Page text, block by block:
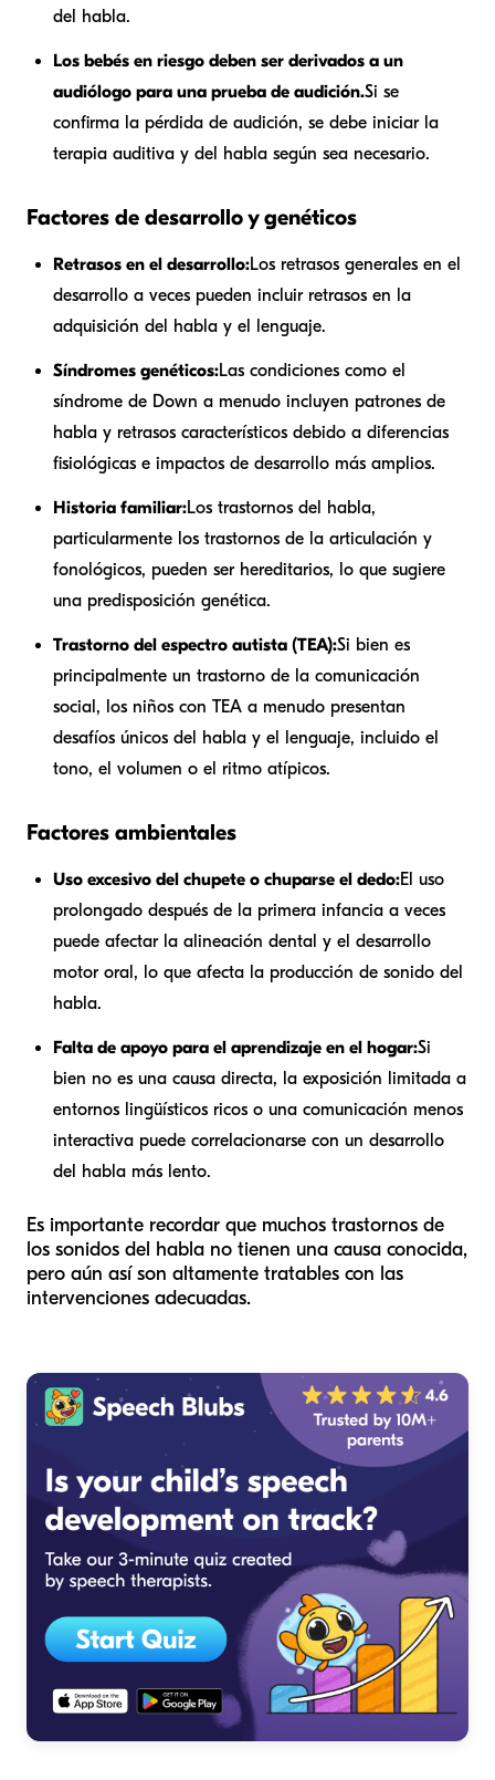
del habla.
Los bebés en riesgo deben ser derivados a un
audiólogo para una prueba de audición.Si se
confirma la pérdida de audición, se debe iniciar la
terapia auditiva y del habla según sea necesario.
Factores de desarrollo y genéticos
Retrasos en el desarrollo:Los retrasos generales en el
desarrollo a veces pueden incluir retrasos en la
adquisición del habla y el lenguaje.
Síndromes genéticos:Las condiciones como el
síndrome de Down a menudo incluyen patrones de
habla y retrasos característicos debido a diferencias
fisiológicas e impactos de desarrollo más amplios.
Historia familiar:Los trastornos del habla,
particularmente los trastornos de la articulación y
fonológicos, pueden ser hereditarios, lo que sugiere
una predisposición genética.
Trastorno del espectro autista (TEA):Si bien es
principalmente un trastorno de la comunicación
social, los niños con TEA a menudo presentan
desafíos únicos del habla y el lenguaje, incluido el
tono, el volumen o el ritmo atípicos.
Factores ambientales
Uso excesivo del chupete o chuparse el dedo:El uso
prolongado después de la primera infancia a veces
puede afectar la alineación dental y el desarrollo
motor oral, lo que afecta la producción de sonido del
habla.
Falta de apoyo para el aprendizaje en el hogar:Si
bien no es una causa directa, la exposición limitada a
entornos lingüísticos ricos o una comunicación menos
interactiva puede correlacionarse con un desarrollo
del habla más lento.
Es importante recordar que muchos trastornos de
los sonidos del habla no tienen una causa conocida,
pero aún así son altamente tratables con las
intervenciones adecuadas.